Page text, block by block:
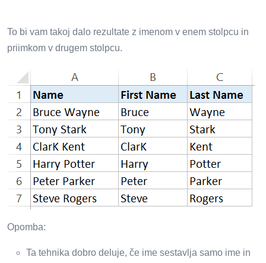
To bi vam takoj dalo rezultate z imenom v enem stolpcu in
priimkom v drugem stolpcu.
Opomba:
Ta tehnika dobro deluje, če ime sestavlja samo ime in